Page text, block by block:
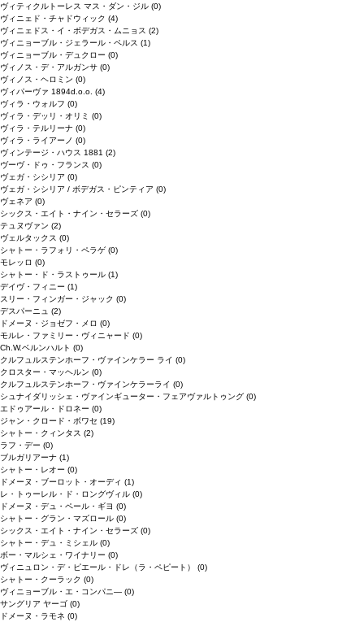
ヴィティクルトーレス マス・ダン・ジル (0)
ヴィニェド・チャドウィック (4)
ヴィニェドス・イ・ボデガス・ムニョス (2)
ヴィニョーブル・ジェラール・ペルス (1)
ヴィニョーブル・デュクロー (0)
ヴィノス・デ・アルガンサ (0)
ヴィノス・ヘロミン (0)
ヴィパーヴァ 1894d.o.o. (4)
ヴィラ・ウォルフ (0)
ヴィラ・デッリ・オリミ (0)
ヴィラ・テルリーナ (0)
ヴィラ・ライアーノ (0)
ヴィンテージ・ハウス 1881 (2)
ヴーヴ・ドゥ・フランス (0)
ヴェガ・シシリア (0)
ヴェガ・シシリア / ボデガス・ピンティア (0)
ヴェネア (0)
シックス・エイト・ナイン・セラーズ (0)
テュヌヴァン (2)
ヴェルタックス (0)
シャトー・ラフォリ・ペラゲ (0)
モレッロ (0)
シャトー・ド・ラストゥール (1)
デイヴ・フィニー (1)
スリー・フィンガー・ジャック (0)
デスパーニュ (2)
ドメーヌ・ジョゼフ・メロ (0)
モルレ・ファミリー・ヴィニャード (0)
Ch.W.ベルンハルト (0)
クルフュルステンホーフ・ヴァインケラー ライ (0)
クロスター・マッヘルン (0)
クルフュルステンホーフ・ヴァインケラーライ (0)
シュナイダリッシェ・ヴァインギューター・フェアヴァルトゥング (0)
エドゥアール・ドロネー (0)
ジャン・クロード・ボワセ (19)
シャトー・クィンタス (2)
ラフ・デー (0)
ブルガリアーナ (1)
シャトー・レオー (0)
ドメーヌ・ブーロット・オーディ (1)
レ・トゥーレル・ド・ロングヴィル (0)
ドメーヌ・デュ・ペール・ギヨ (0)
シャトー・グラン・マズロール (0)
シックス・エイト・ナイン・セラーズ (0)
シャトー・デュ・ミシェル (0)
ボー・マルシェ・ワイナリー (0)
ヴィニュロン・デ・ピエール・ドレ（ラ・ペピート） (0)
シャトー・クーラック (0)
ヴィニョーブル・エ・コンパニ― (0)
サングリア ヤーゴ (0)
ドメーヌ・ラモネ (0)